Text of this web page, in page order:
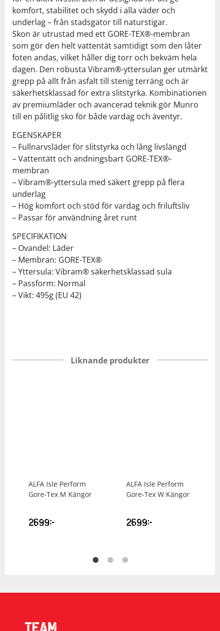
komfort, stabilitet och skydd i alla väder och
underlag – från stadsgator till naturstigar.
Skon är utrustad med ett GORE-TEX®-membran
som gör den helt vattentät samtidigt som den låter
foten andas, vilket håller dig torr och bekväm hela
dagen. Den robusta Vibram®-yttersulan ger utmärkt
grepp på allt från asfalt till stenig terräng och är
säkerhetsklassad för extra slitstyrka. Kombinationen
av premiumläder och avancerad teknik gör Munro
till en pålitlig sko för både vardag och äventyr.
EGENSKAPER
– Fullnarvsläder för slitstyrka och lång livslängd
– Vattentätt och andningsbart GORE-TEX®-
membran
– Vibram®-yttersula med säkert grepp på flera
underlag
– Hög komfort och stöd för vardag och friluftsliv
– Passar för användning året runt
SPECIFIKATION
– Ovandel: Läder
– Membran: GORE-TEX®
– Yttersula: Vibram® säkerhetsklassad sula
– Passform: Normal
– Vikt: 495g (EU 42)
Liknande produkter
ALFA Isle Perform
Gore-Tex M Kängor
2699kr
ALFA Isle Perform
Gore-Tex W Kängor
2699kr